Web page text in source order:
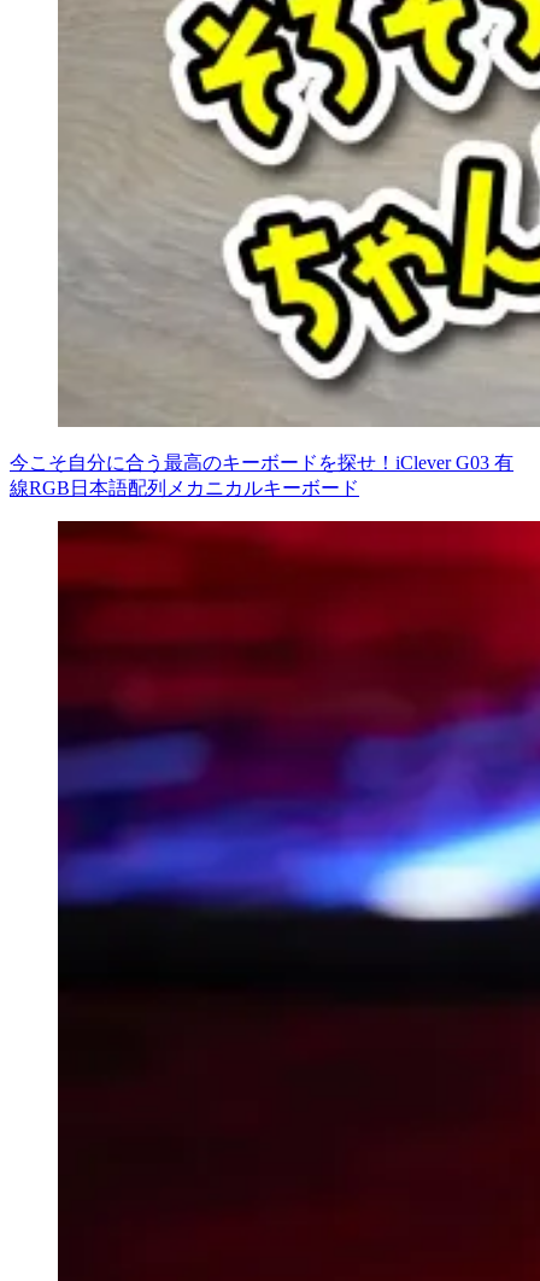
今こそ自分に合う最高のキーボードを探せ！iClever G03 有
線RGB日本語配列メカニカルキーボード